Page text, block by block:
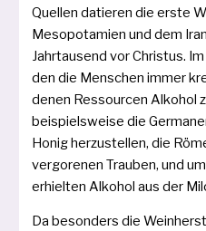
Quellen datie­ren die ers­te
Mesopotamien und dem
Jahrtausend vor Christus.
den die Menschen immer
de­nen Ressourcen Alkohol
bei­spiels­wei­se die
Honig her­zu­stel­len, die
ver­go­re­nen Trauben, und
erhiel­ten Alkohol aus der
Da beson­ders die